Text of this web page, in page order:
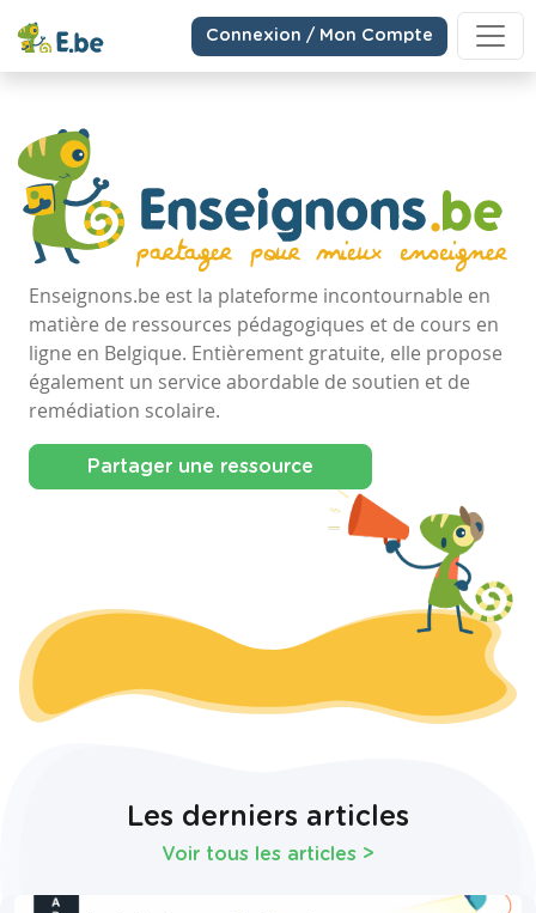
Connexion / Mon Compte
Enseignons.be est la plateforme incontournable en
matière de ressources pédagogiques et de cours en
ligne en Belgique. Entièrement gratuite, elle propose
également un service abordable de soutien et de
remédiation scolaire.
Partager une ressource
Les derniers articles
Voir tous les articles >